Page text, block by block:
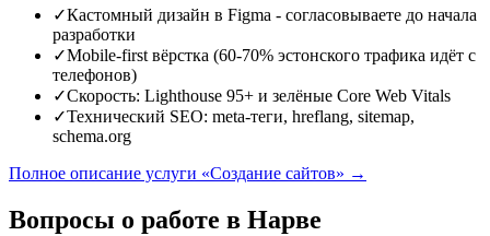
✓Кастомный дизайн в Figma - согласовываете до начала
разработки
✓Mobile-first вёрстка (60-70% эстонского трафика идёт с
телефонов)
✓Скорость: Lighthouse 95+ и зелёные Core Web Vitals
✓Технический SEO: meta-теги, hreflang, sitemap,
schema.org
Полное описание услуги «Создание сайтов» →
Вопросы о работе в Нарве